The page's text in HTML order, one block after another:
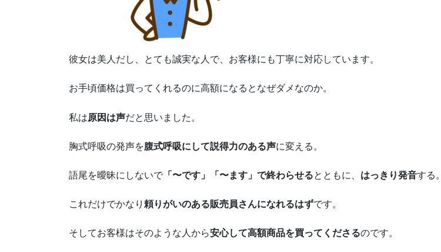
彼女は美人だし、とても誠実な人で、お客様にも丁寧に対応しています。
お手頃価格は買ってくれるのに高額になるとなぜダメなのか。
私は原因は声だと思いました。
胸式呼吸の発声を腹式呼吸にして説得力のある声に変える。
語尾を曖昧にしないで 「〜です」「〜ます」で終わらせるとともに、 はっきり発音する。
これだけでかなり 頼りがいのある販売員さんになれるはずです。
そしてお客様はそのような人から安心して高額商品を買ってくださるのです。